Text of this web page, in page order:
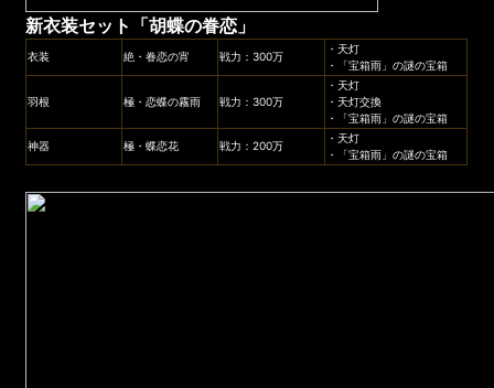
新衣装セット「胡蝶の眷恋 」
衣装 絶・眷恋の宵 戦力：300万
・天灯
・「宝箱雨」の謎の宝箱
羽根 極・恋蝶の霧雨 戦力：300万
・天灯
・天灯交換
・「宝箱雨」の謎の宝箱
神器 極・蝶恋花 戦力：200万
・天灯
・「宝箱雨」の謎の宝箱